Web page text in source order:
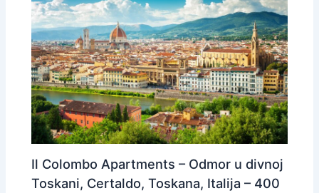
Il Colombo Apartments – Odmor u divnoj
Toskani, Certaldo, Toskana, Italija – 400